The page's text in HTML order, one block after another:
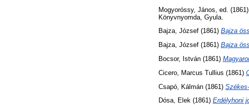
Mogyoróssy, János , ed. (1861)
Könyvnyomda, Gyula.
Bajza, József (1861) Bajza
Bajza, József (1861) Bajza
Bocsor, István (1861)
Cicero, Marcus Tullius (1861)
Csapó, Kálmán (1861)
Dósa, Elek (1861) Erdélyhoni